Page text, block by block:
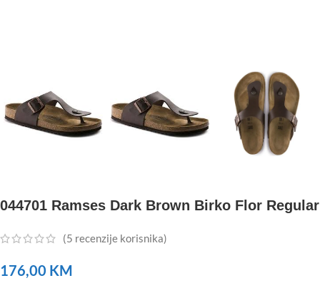
044701 Ramses Dark Brown Birko Flor Regular
(5 recenzije korisnika)
176,00 KM